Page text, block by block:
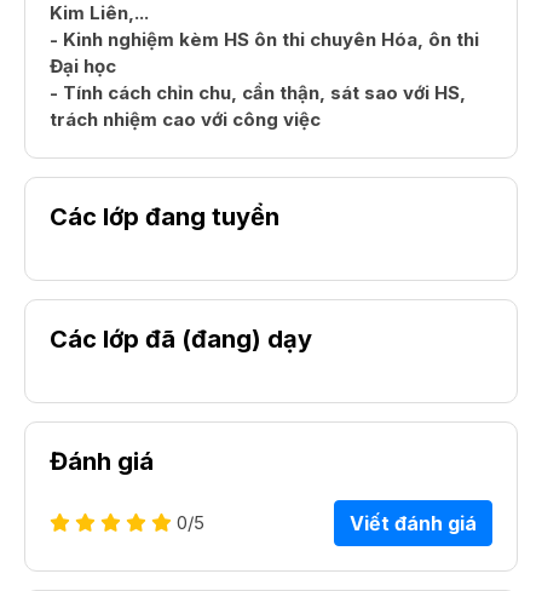
Kim Liên,...
- Kinh nghiệm kèm HS ôn thi chuyên Hóa, ôn thi
Đại học
- Tính cách chỉn chu, cẩn thận, sát sao với HS,
trách nhiệm cao với công việc
Các lớp đang tuyển
Các lớp đã (đang) dạy
Đánh giá
0/5 Viết đánh giá